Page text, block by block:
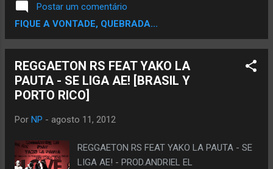
Postar um comentário
FIQUE A VONTADE, QUEBRADA...
REGGAETON RS FEAT YAKO LA
PAUTA - SE LIGA AE! [BRASIL Y
PORTO RICO]
Por NP - agosto 11, 2012
REGGAETON RS FEAT YAKO LA PAUTA - SE
LIGA AE! - PROD.ANDRIEL EL